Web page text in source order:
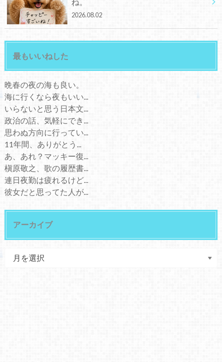
2026.08.02
最もいいねした
晩春の夜の海も良い。
海に行くなら夜もいい...
いらないと思う日本文...
政治の話、気軽にでき...
思わぬ方向に行ってい...
11年間、ありがとう...
あ、あれ？マッキー復...
槇原敬之、歌の履歴書...
連日夜勤は疲れるけど...
彼女だと思ってた人が...
アーカイブ